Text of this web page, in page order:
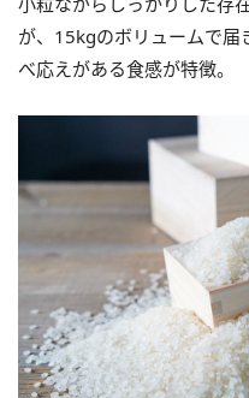
が、15kgのボリュームで届
べ応えがある食感が特徴。